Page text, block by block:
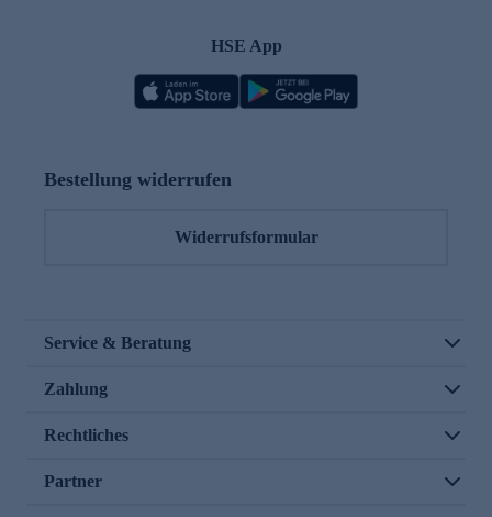
HSE App
Bestellung widerrufen
Widerrufsformular
Service & Beratung
Zahlung
Rechtliches
Partner